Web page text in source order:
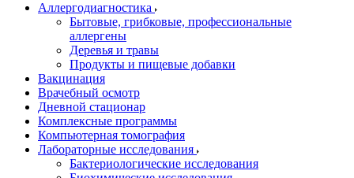
Аллергодиагностика
Бытовые, грибковые, профессиональные
аллергены
Деревья и травы
Продукты и пищевые добавки
Вакцинация
Врачебный осмотр
Дневной стационар
Комплексные программы
Компьютерная томография
Лабораторные исследования
Бактериологические исследования